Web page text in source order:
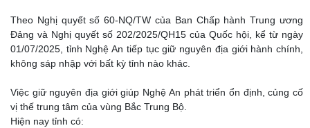
Theo Nghị quyết số 60-NQ/TW của Ban Chấp hành Trung ương
Đảng và Nghị quyết số 202/2025/QH15 của Quốc hội, kể từ ngày
01/07/2025, tỉnh Nghệ An tiếp tục giữ nguyên địa giới hành chính,
không sáp nhập với bất kỳ tỉnh nào khác.
Việc giữ nguyên địa giới giúp Nghệ An phát triển ổn định, củng cố
vị thế trung tâm của vùng Bắc Trung Bộ.
Hiện nay tỉnh có: